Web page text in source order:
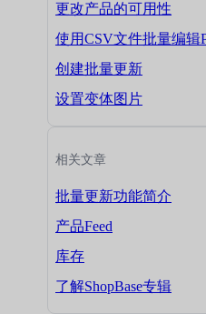
更改产品的可用性
使用CSV文件批量编辑
创建批量更新
设置变体图片
相关文章
批量更新功能简介
产品Feed
库存
了解ShopBase专辑